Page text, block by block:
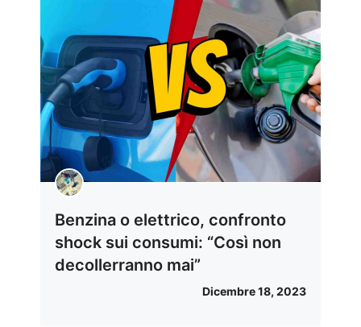
Benzina o elettrico, confronto
shock sui consumi: “Così non
decollerranno mai”
Dicembre 18, 2023